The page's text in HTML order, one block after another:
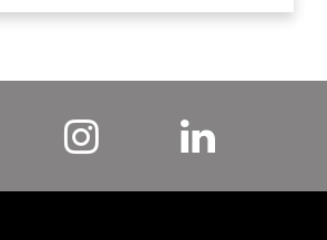
https://https://